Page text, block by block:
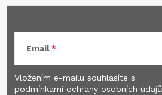
Email
Vložením e-mailu souhlasíte s
podmínkami ochrany osobních údajů